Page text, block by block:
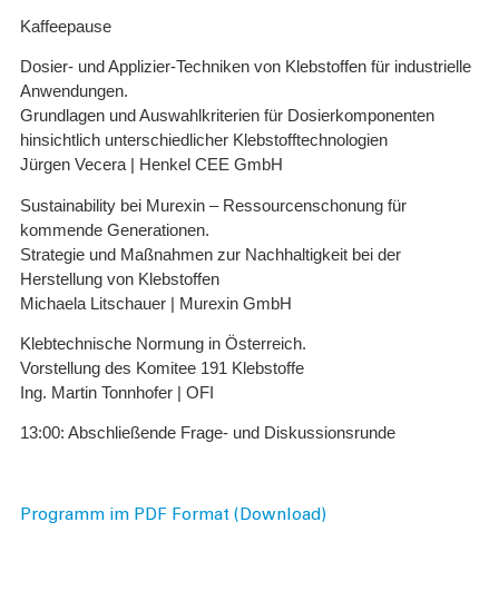
Kaffeepause
Dosier- und Applizier-Techniken von Klebstoffen für industrielle
Anwendungen.
Grundlagen und Auswahlkriterien für Dosierkomponenten
hinsichtlich unterschiedlicher Klebstofftechnologien
Jürgen Vecera | Henkel CEE GmbH
Sustainability bei Murexin – Ressourcenschonung für
kommende Generationen.
Strategie und Maßnahmen zur Nachhaltigkeit bei der
Herstellung von Klebstoffen
Michaela Litschauer | Murexin GmbH
Klebtechnische Normung in Österreich.
Vorstellung des Komitee 191 Klebstoffe
Ing. Martin Tonnhofer | OFI
13:00: Abschließende Frage- und Diskussionsrunde
Programm im PDF Format (Download)